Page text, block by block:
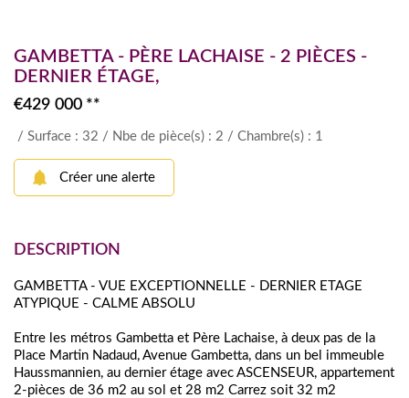
GAMBETTA - PÈRE LACHAISE - 2 PIÈCES -
DERNIER ÉTAGE,
€429 000 **
/ Surface : 32 / Nbe de pièce(s) : 2 / Chambre(s) : 1
Créer une alerte
DESCRIPTION
GAMBETTA - VUE EXCEPTIONNELLE - DERNIER ETAGE
ATYPIQUE - CALME ABSOLU
Entre les métros Gambetta et Père Lachaise, à deux pas de la
Place Martin Nadaud, Avenue Gambetta, dans un bel immeuble
Haussmannien, au dernier étage avec ASCENSEUR, appartement
2-pièces de 36 m2 au sol et 28 m2 Carrez soit 32 m2